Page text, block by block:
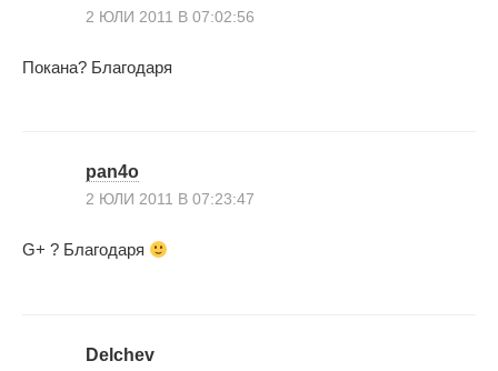
2 ЮЛИ 2011 В 07:02:56
Покана? Благодаря
pan4o
2 ЮЛИ 2011 В 07:23:47
G+ ? Благодаря
Delchev